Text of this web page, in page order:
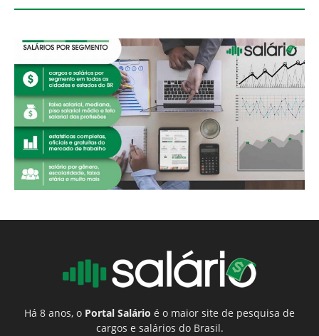
Há 8 anos, o Portal Salário é o maior site de pesquisa de
cargos e salários do Brasil.